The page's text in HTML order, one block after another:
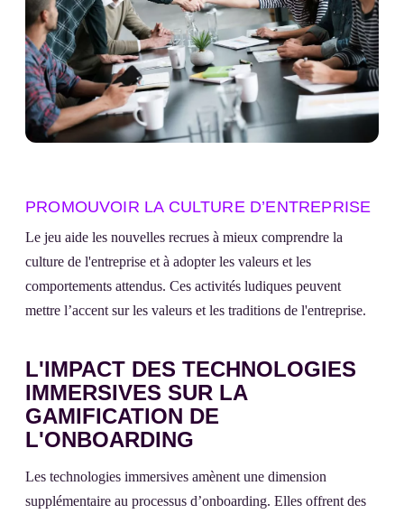
PROMOUVOIR LA CULTURE D’ENTREPRISE
Le jeu aide les nouvelles recrues à mieux comprendre la
culture de l'entreprise et à adopter les valeurs et les
comportements attendus. Ces activités ludiques peuvent
mettre l’accent sur les valeurs et les traditions de l'entreprise.
L'IMPACT DES TECHNOLOGIES
IMMERSIVES SUR LA
GAMIFICATION DE
L'ONBOARDING
Les technologies immersives amènent une dimension
supplémentaire au processus d’onboarding. Elles offrent des